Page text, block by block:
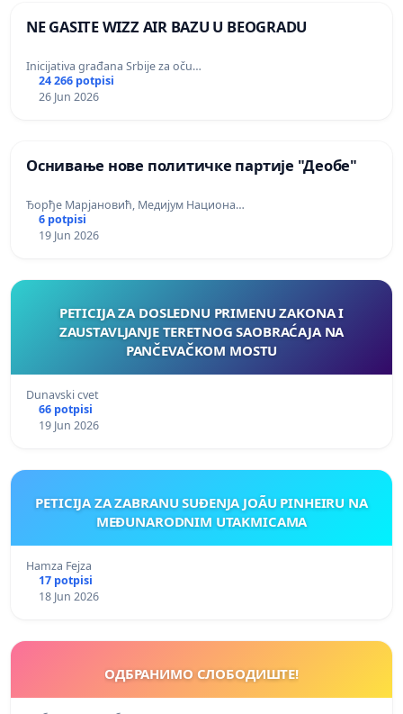
NE GASITE WIZZ AIR BAZU U BEOGRADU
Inicijativa građana Srbije za oču…
24 266 potpisi
26 Jun 2026
Оснивање нове политичке партије "Деобе"
Ђорђе Марјановић, Медијум Национа…
6 potpisi
19 Jun 2026
PETICIJA ZA DOSLEDNU PRIMENU ZAKONA I
ZAUSTAVLJANJE TERETNOG SAOBRAĆAJA NA
PANČEVAČKOM MOSTU
Dunavski cvet
66 potpisi
19 Jun 2026
PETICIJA ZA ZABRANU SUĐENJA JOÃU PINHEIRU NA
MEĐUNARODNIM UTAKMICAMA
Hamza Fejza
17 potpisi
18 Jun 2026
ОДБРАНИМО СЛОБОДИШТЕ!